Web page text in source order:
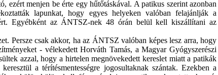
ezért menjen be érte egy hűtőtáskával. A patikus szerint azonban
lapunkat, hogy egyes helyeken valóban felajánlják a
Egyébként az ÁNTSZ-nek 48 órán belül kell kiszállítani az
Persze csak akkor, ha az ÁNTSZ valóban képes lesz arra, hogy
- vélekedett Horváth Tamás, a Magyar Gyógyszerészi
azzal, hogy a hirtelen megnövekedett kereslet miatt a patikák
a térítésmentességre jogosultaknak szántak. Ezekben a